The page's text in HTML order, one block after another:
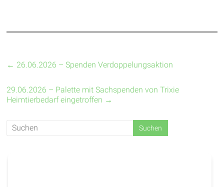
← 26.06.2026 – Spenden Verdoppelungsaktion
29.06.2026 – Palette mit Sachspenden von Trixie
Heimtierbedarf eingetroffen →